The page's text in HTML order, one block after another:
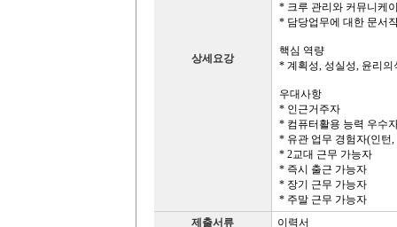
상세요강
* 크루 관리와 커뮤니케
* 담당업무에 대한 문서
핵심 역량
* 계획성, 성실성, 윤리
우대사항
* 인근거주자
* 컴퓨터활용 능력 우수
* 유관 업무 경험자(인턴,
* 2교대 근무 가능자
* 즉시 출근 가능자
* 장기 근무 가능자
* 주말 근무 가능자
제출서류
이력서